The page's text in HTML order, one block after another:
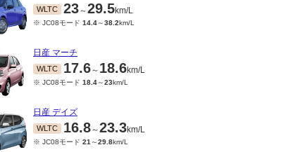
WLTC 23～29.5km/L
※ JC08モード 14.4～38.2km/L
日産 マーチ
WLTC 17.6～ 18.6km/L
※ JC08モード 18.4～23km/L
日産 デイズ
WLTC 16.8～23.3km/L
※ JC08モード 21 ～29.8km/L